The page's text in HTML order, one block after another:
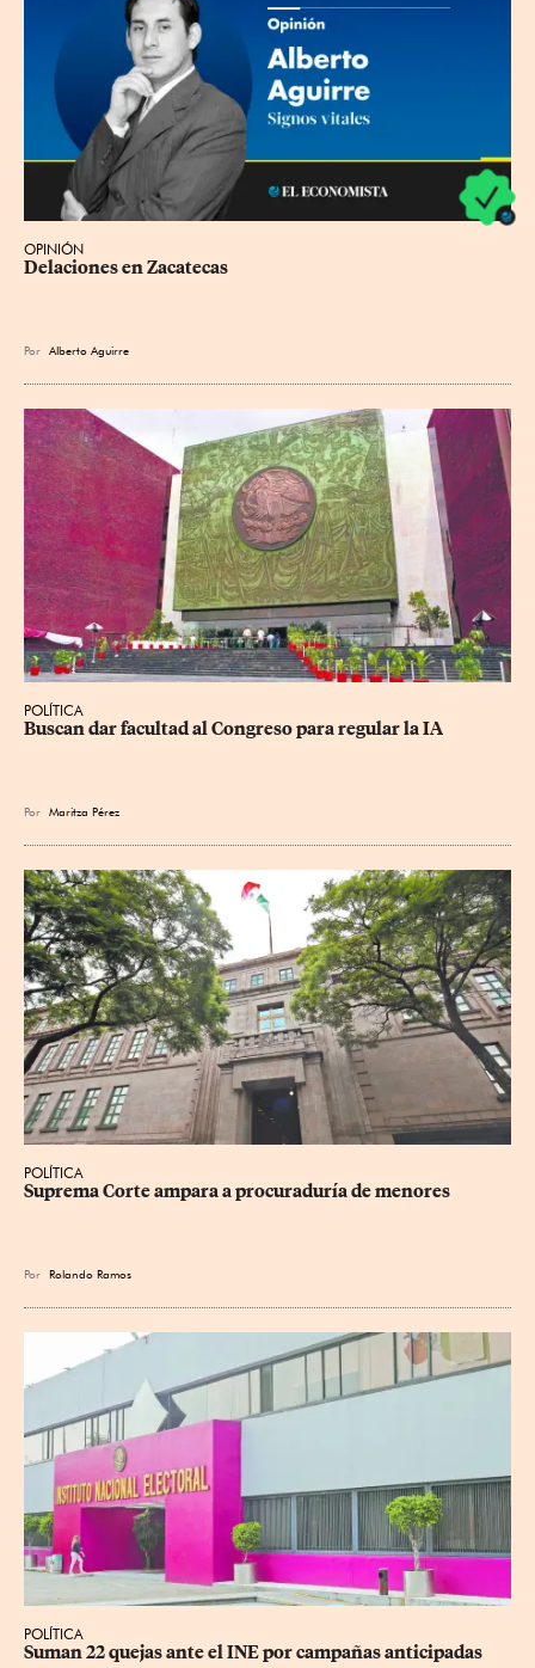
OPINIÓN
Delaciones en Zacatecas
Por Alberto Aguirre
POLÍTICA
Buscan dar facultad al Congreso para regular la IA
Por Maritza Pérez
POLÍTICA
Suprema Corte ampara a procuraduría de menores
Por Rolando Ramos
POLÍTICA
Suman 22 quejas ante el INE por campañas anticipadas